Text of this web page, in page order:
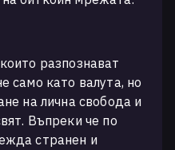
разпознават
само като валута, но
на лична свобода и
Въпреки че по
странен и